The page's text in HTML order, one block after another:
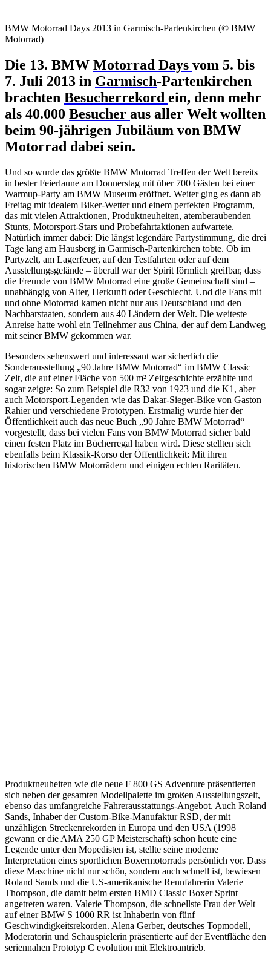
BMW Motorrad Days 2013 in Garmisch-Partenkirchen (© BMW
Motorrad)
Die 13. BMW Motorrad Days vom 5. bis
7. Juli 2013 in Garmisch-Partenkirchen
brachten Besucherrekord ein, denn mehr
als 40.000 Besucher aus aller Welt wollten
beim 90-jährigen Jubiläum von BMW
Motorrad dabei sein.
Und so wurde das größte BMW Motorrad Treffen der Welt bereits
in bester Feierlaune am Donnerstag mit über 700 Gästen bei einer
Warmup-Party am BMW Museum eröffnet. Weiter ging es dann ab
Freitag mit idealem Biker-Wetter und einem perfekten Programm,
das mit vielen Attraktionen, Produktneuheiten, atemberaubenden
Stunts, Motorsport-Stars und Probefahrtaktionen aufwartete.
Natürlich immer dabei: Die längst legendäre Partystimmung, die drei
Tage lang am Hausberg in Garmisch-Partenkirchen tobte. Ob im
Partyzelt, am Lagerfeuer, auf den Testfahrten oder auf dem
Ausstellungsgelände – überall war der Spirit förmlich greifbar, dass
die Freunde von BMW Motorrad eine große Gemeinschaft sind –
unabhängig von Alter, Herkunft oder Geschlecht. Und die Fans mit
und ohne Motorrad kamen nicht nur aus Deutschland und den
Nachbarstaaten, sondern aus 40 Ländern der Welt. Die weiteste
Anreise hatte wohl ein Teilnehmer aus China, der auf dem Landweg
mit seiner BMW gekommen war.
Besonders sehenswert und interessant war sicherlich die
Sonderausstellung „90 Jahre BMW Motorrad“ im BMW Classic
Zelt, die auf einer Fläche von 500 m² Zeitgeschichte erzählte und
sogar zeigte: So zum Beispiel die R32 von 1923 und die K1, aber
auch Motorsport-Legenden wie das Dakar-Sieger-Bike von Gaston
Rahier und verschiedene Prototypen. Erstmalig wurde hier der
Öffentlichkeit auch das neue Buch „90 Jahre BMW Motorrad“
vorgestellt, dass bei vielen Fans von BMW Motorrad sicher bald
einen festen Platz im Bücherregal haben wird. Diese stellten sich
ebenfalls beim Klassik-Korso der Öffentlichkeit: Mit ihren
historischen BMW Motorrädern und einigen echten Raritäten.
Produktneuheiten wie die neue F 800 GS Adventure präsentierten
sich neben der gesamten Modellpalette im großen Ausstellungszelt,
ebenso das umfangreiche Fahrerausstattungs-Angebot. Auch Roland
Sands, Inhaber der Custom-Bike-Manufaktur RSD, der mit
unzähligen Streckenrekorden in Europa und den USA (1998
gewann er die AMA 250 GP Meisterschaft) schon heute eine
Legende unter den Mopedisten ist, stellte seine moderne
Interpretation eines sportlichen Boxermotorrads persönlich vor. Dass
diese Maschine nicht nur schön, sondern auch schnell ist, bewiesen
Roland Sands und die US-amerikanische Rennfahrerin Valerie
Thompson, die damit beim ersten BMD Classic Boxer Sprint
angetreten waren. Valerie Thompson, die schnellste Frau der Welt
auf einer BMW S 1000 RR ist Inhaberin von fünf
Geschwindigkeitsrekorden. Alena Gerber, deutsches Topmodell,
Moderatorin und Schauspielerin präsentierte auf der Eventfläche den
seriennahen Prototyp C evolution mit Elektroantrieb.